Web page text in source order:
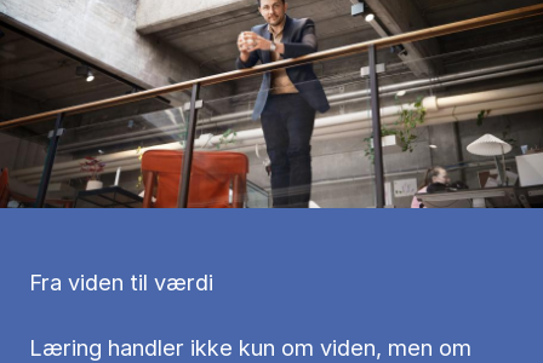
Fra viden til værdi
Læring handler ikke kun om viden, men om